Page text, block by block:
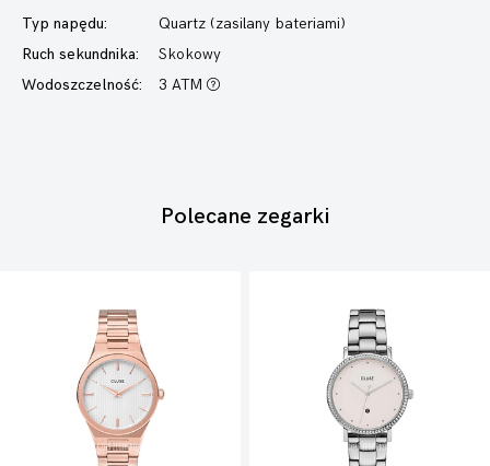
Typ napędu:
Quartz (zasilany bateriami)
Ruch sekundnika:
Skokowy
Wodoszczelność:
3 ATM
Polecane zegarki